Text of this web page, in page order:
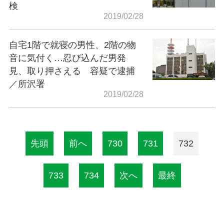
検
2019/02/28
自宅1階で就寝の男性、2階の物
音に気付く…忍び込んだ男発
見、取り押さえる 容疑で逮捕
／所沢署
2019/02/28
先頭 前へ 730 731 732
733 734 次へ 最終